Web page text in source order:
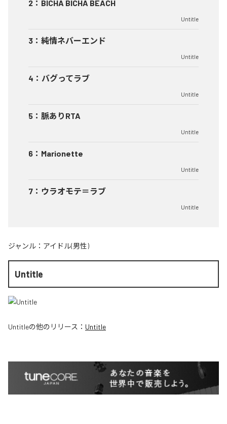
2 ： BICHA BICHA BEACH
Untitle
3 ： 純情ネバーエンド
Untitle
4 ： バグってラブ
Untitle
5 ： 脈ありRTA
Untitle
6 ： Marionette
Untitle
7 ： ウラオモテ＝ラブ
Untitle
ジャンル： アイドル(男性)
Untitle
Untitleの他のリリース： Untitle